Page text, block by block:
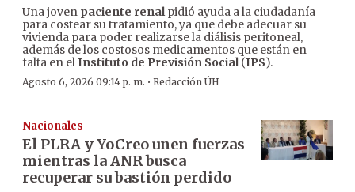
Una joven paciente renalpidió ayuda a la ciudadanía
para costear su tratamiento, ya que debe adecuar su
vivienda para poder realizarse la diálisis peritoneal,
además de los costosos medicamentos que están en
falta en elInstituto de Previsión Social(IPS).
Agosto 6, 2026 09:14 p. m. · Redacción ÚH
Nacionales
El PLRA y YoCreo unen fuerzas
mientras la ANR busca
recuperar su bastión perdido